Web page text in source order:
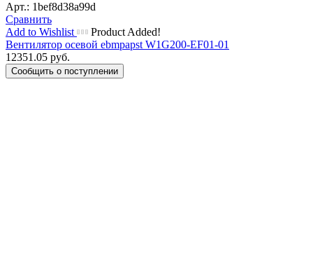
Арт.: 1bef8d38a99d
Сравнить
Add to Wishlist
Product Added!
Вентилятор осевой ebmpapst W1G200-EF01-01
12351.05 руб.
Сообщить о поступлении